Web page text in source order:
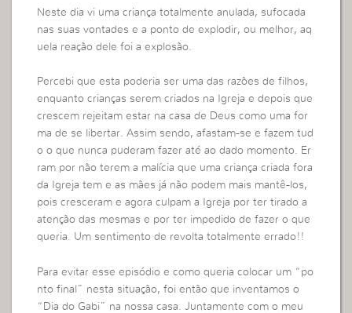
Neste dia vi uma criança totalmente anulada, sufocada
nas suas vontades e a ponto de explodir, ou melhor, aq
uela reação dele foi a explosão.
Percebi que esta poderia ser uma das razões de filhos,
enquanto crianças serem criados na Igreja e depois que
crescem rejeitam estar na casa de Deus como uma for
ma de se libertar. Assim sendo, afastam-se e fazem tud
o o que nunca puderam fazer até ao dado momento. Er
ram por não terem a malícia que uma criança criada fora
da Igreja tem e as mães já não podem mais mantê-los,
pois cresceram e agora culpam a Igreja por ter tirado a
atenção das mesmas e por ter impedido de fazer o que
queria. Um sentimento de revolta totalmente errado!!
Para evitar esse episódio e como queria colocar um “po
nto final” nesta situação, foi então que inventamos o
“Dia do Gabi” na nossa casa. Juntamente com o meu